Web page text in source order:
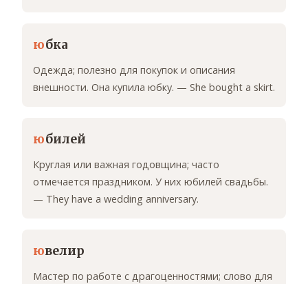
юбка
Одежда; полезно для покупок и описания
внешности. Она купила юбку. — She bought a skirt.
юбилей
Круглая или важная годовщина; часто
отмечается праздником. У них юбилей свадьбы.
— They have a wedding anniversary.
ювелир
Мастер по работе с драгоценностями; слово для